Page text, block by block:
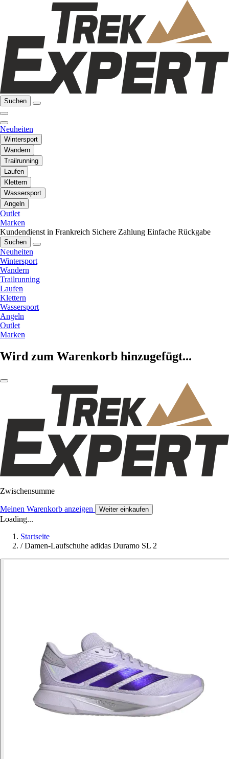
Suchen
Neuheiten
Wintersport
Wandern
Trailrunning
Laufen
Klettern
Wassersport
Angeln
Outlet
Marken
Kundendienst in Frankreich Sichere Zahlung Einfache Rückgabe
Suchen
Neuheiten
Wintersport
Wandern
Trailrunning
Laufen
Klettern
Wassersport
Angeln
Outlet
Marken
Wird zum Warenkorb hinzugefügt...
Zwischensumme
Meinen Warenkorb anzeigen Weiter einkaufen
Loading...
Startseite
/ Damen-Laufschuhe adidas Duramo SL 2